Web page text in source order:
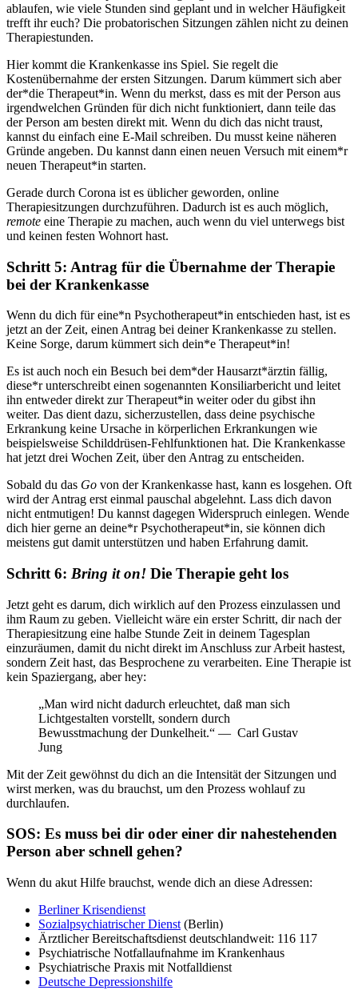
ablaufen, wie viele Stunden sind geplant und in welcher Häufigkeit
trefft ihr euch? Die probatorischen Sitzungen zählen nicht zu deinen
Therapiestunden.
Hier kommt die Krankenkasse ins Spiel. Sie regelt die
Kostenübernahme der ersten Sitzungen. Darum kümmert sich aber
der*die Therapeut*in. Wenn du merkst, dass es mit der Person aus
irgendwelchen Gründen für dich nicht funktioniert, dann teile das
der Person am besten direkt mit. Wenn du dich das nicht traust,
kannst du einfach eine E-Mail schreiben. Du musst keine näheren
Gründe angeben. Du kannst dann einen neuen Versuch mit einem*r
neuen Therapeut*in starten.
Gerade durch Corona ist es üblicher geworden, online
Therapiesitzungen durchzuführen. Dadurch ist es auch möglich,
remote eine Therapie zu machen, auch wenn du viel unterwegs bist
und keinen festen Wohnort hast.
Schritt 5: Antrag für die Übernahme der Therapie
bei der Krankenkasse
Wenn du dich für eine*n Psychotherapeut*in entschieden hast, ist es
jetzt an der Zeit, einen Antrag bei deiner Krankenkasse zu stellen.
Keine Sorge, darum kümmert sich dein*e Therapeut*in!
Es ist auch noch ein Besuch bei dem*der Hausarzt*ärztin fällig,
diese*r unterschreibt einen sogenannten Konsiliarbericht und leitet
ihn entweder direkt zur Therapeut*in weiter oder du gibst ihn
weiter. Das dient dazu, sicherzustellen, dass deine psychische
Erkrankung keine Ursache in körperlichen Erkrankungen wie
beispielsweise Schilddrüsen-Fehlfunktionen hat. Die Krankenkasse
hat jetzt drei Wochen Zeit, über den Antrag zu entscheiden.
Sobald du das Go von der Krankenkasse hast, kann es losgehen. Oft
wird der Antrag erst einmal pauschal abgelehnt. Lass dich davon
nicht entmutigen! Du kannst dagegen Widerspruch einlegen. Wende
dich hier gerne an deine*r Psychotherapeut*in, sie können dich
meistens gut damit unterstützen und haben Erfahrung damit.
Schritt 6: Bring it on! Die Therapie geht los
Jetzt geht es darum, dich wirklich auf den Prozess einzulassen und
ihm Raum zu geben. Vielleicht wäre ein erster Schritt, dir nach der
Therapiesitzung eine halbe Stunde Zeit in deinem Tagesplan
einzuräumen, damit du nicht direkt im Anschluss zur Arbeit hastest,
sondern Zeit hast, das Besprochene zu verarbeiten. Eine Therapie ist
kein Spaziergang, aber hey:
„Man wird nicht dadurch erleuchtet, daß man sich
Lichtgestalten vorstellt, sondern durch
Bewusstmachung der Dunkelheit.“ — Carl Gustav
Jung
Mit der Zeit gewöhnst du dich an die Intensität der Sitzungen und
wirst merken, was du brauchst, um den Prozess wohlauf zu
durchlaufen.
SOS: Es muss bei dir oder einer dir nahestehenden
Person aber schnell gehen?
Wenn du akut Hilfe brauchst, wende dich an diese Adressen:
Berliner Krisendienst
Sozialpsychiatrischer Dienst (Berlin)
Ärztlicher Bereitschaftsdienst deutschlandweit: 116 117
Psychiatrische Notfallaufnahme im Krankenhaus
Psychiatrische Praxis mit Notfalldienst
Deutsche Depressionshilfe